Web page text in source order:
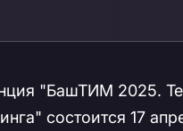
"БашТИМ 2025.
состоится 17